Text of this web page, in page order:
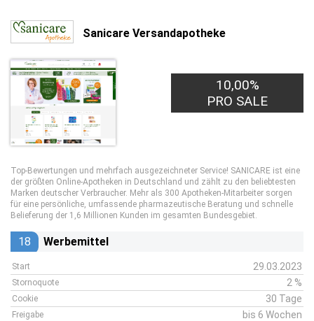
Sanicare Versandapotheke
10,00%
PRO SALE
Top-Bewertungen und mehrfach ausgezeichneter Service! SANICARE ist eine
der größten Online-Apotheken in Deutschland und zählt zu den beliebtesten
Marken deutscher Verbraucher. Mehr als 300 Apotheken-Mitarbeiter sorgen
für eine persönliche, umfassende pharmazeutische Beratung und schnelle
Belieferung der 1,6 Millionen Kunden im gesamten Bundesgebiet.
18 Werbemittel
Start 29.03.2023
Stornoquote 2 %
Cookie 30 Tage
Freigabe bis 6 Wochen